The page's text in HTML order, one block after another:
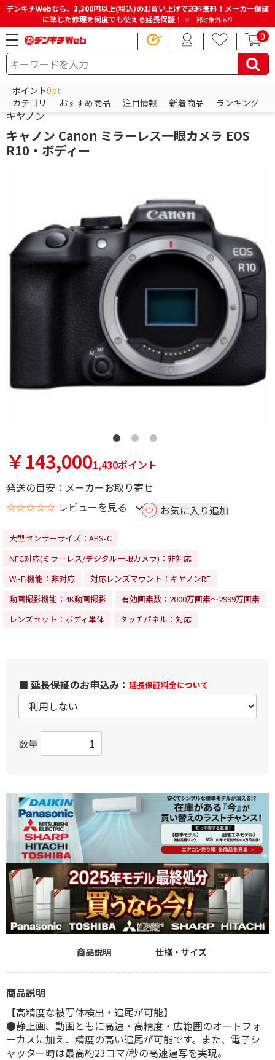
デンキチWebなら、3,300円以上(税込)のお買い上げで送料無料！メーカー保証
に準じた修理を何度でも使える延長保証！ ※一部対象外あり
0
ポイント0pt
カテゴリ
おすすめ商品 注目情報 新着商品 ランキング
HOME 商品一覧ページ
ミラーレス一眼・デジタル一眼レフ・デジタルカメラ
デジタル一眼
キヤノン
キャノン Canon ミラーレス一眼カメラ EOS
R10・ボディー
￥143,0001,430ポイント
発送の目安：メーカーお取り寄せ
☆☆☆☆☆ レビューを見る お気に入り追加
大型センサーサイズ：APS-C
NFC対応(ミラーレス/デジタル一眼カメラ)：非対応
Wi-Fi機能：非対応
対応レンズマウント：キヤノンRF
動画撮影機能：4K動画撮影
有効画素数：2000万画素～2999万画素
レンズセット：ボディ単体
タッチパネル：対応
■ 延長保証のお申込み： 延長保証料金について
数量
商品説明 仕様・サイズ
商品説明
【高精度な被写体検出・追尾が可能】
●静止画、動画ともに高速・高精度・広範囲のオートフォ
ーカスに加え、精度の高い追尾が可能です。また、電子シ
ャッター時は最高約23コマ/秒の高速連写を実現。